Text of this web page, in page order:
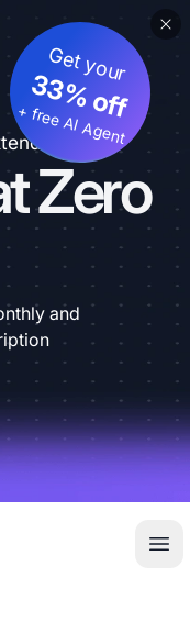
Zero
Get your
33% off
+ free AI Agent
and